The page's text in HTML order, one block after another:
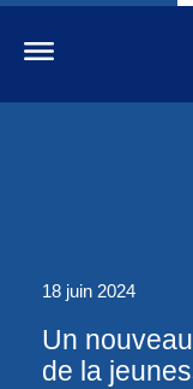
18 juin 2024
Un
de la